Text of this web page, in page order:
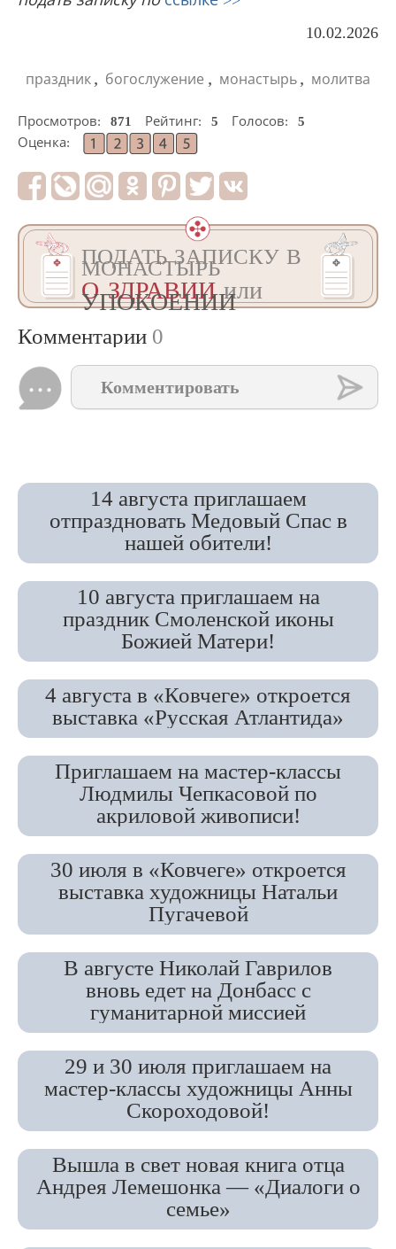
10.02.2026
праздник , богослужение , монастырь , молитва
Просмотров: 871 Рейтинг: 5 Голосов:
5
Оценка:
ПОДАТЬ ЗАПИСКУ В
МОНАСТЫРЬ
О ЗДРАВИИили
УПОКОЕНИИ
Комментарии 0
Комментировать
14 августа приглашаем
отпраздновать Медовый Спас в
нашей обители!
10 августа приглашаем на
праздник Смоленской иконы
Божией Матери!
4 августа в «Ковчеге» откроется
выставка «Русская Атлантида»
Приглашаем на мастер-классы
Людмилы Чепкасовой по
акриловой живописи!
30 июля в «Ковчеге» откроется
выставка художницы Натальи
Пугачевой
В августе Николай Гаврилов
вновь едет на Донбасс с
гуманитарной миссией
29 и 30 июля приглашаем на
мастер-классы художницы Анны
Скороходовой!
Вышла в свет новая книга отца
Андрея Лемешонка — «Диалоги о
семье»